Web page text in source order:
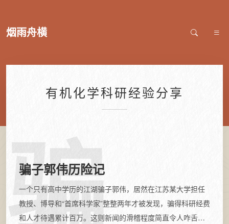
烟雨舟横
有机化学科研经验分享
骗
骗子郭伟历险记
一个只有高中学历的江湖骗子郭伟，居然在江苏某大学担任
教授、博导和“首席科学家”整整两年才被发现，骗得科研经费
和人才待遇累计百万。这则新闻的滑稽程度简直令人咋舌